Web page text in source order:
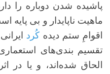
پاشیده شدن دوباره را
ماهیت ناپایدار و بی
اقوامِ ستم دیده کُرد
تقسیم بندی‌های
الحاق شده‌اند، و یا در